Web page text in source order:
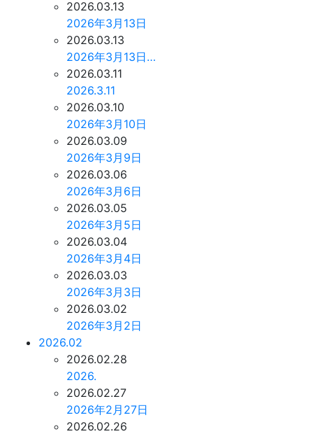
2026.03.13
2026年3月13日
2026.03.13
2026年3月13日…
2026.03.11
2026.3.11
2026.03.10
2026年3月10日
2026.03.09
2026年3月9日
2026.03.06
2026年3月6日
2026.03.05
2026年3月5日
2026.03.04
2026年3月4日
2026.03.03
2026年3月3日
2026.03.02
2026年3月2日
2026.02
2026.02.28
2026.
2026.02.27
2026年2月27日
2026.02.26